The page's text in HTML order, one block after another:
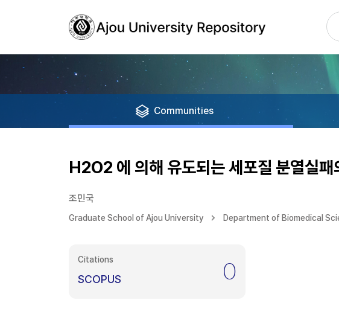
Communities
H2O2 에 의해 유도되는 세포질 분열실패
조민국
Graduate School of Ajou University Department of Biomedical
Citations
SCOPUS 0